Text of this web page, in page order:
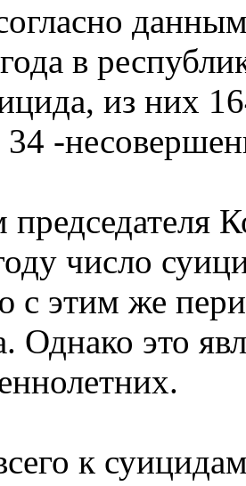
в
из них
34 -
число
с этим же
Однако это
к